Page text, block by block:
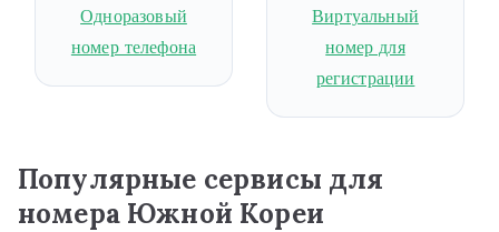
Одноразовый
номер телефона
Виртуальный
номер для
регистрации
Популярные сервисы для
номера Южной Кореи